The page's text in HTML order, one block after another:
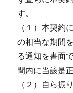
す。
（１）本契約
の相当な期間
る通知を書面
間内に当該是
（２）自ら振